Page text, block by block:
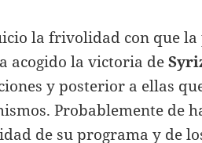
la frivolidad con que la
acogido la victoria de
y posterior a ellas
Probablemente de
de su programa y de